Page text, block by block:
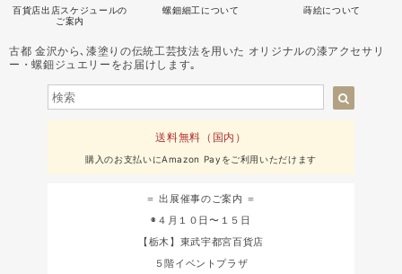
百貨店出店スケジュールの
ご案内
螺鈿細工について 蒔絵について
古都 金沢から､漆塗りの伝統工芸技法を用いた オリジナルの漆アクセサリ
ー・螺鈿ジュエリーをお届けします｡
送料無料（国内）
購入のお支払いにAmazon Payをご利用いただけます
＝ 出展催事のご案内 ＝
◉４月１０日〜１５日
【栃木】東武宇都宮百貨店
５階イベントプラザ